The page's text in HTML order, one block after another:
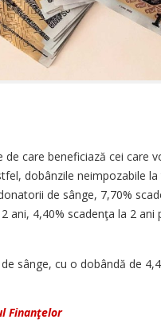
care beneficiază cei care
dobânzile neimpozabile
de sânge, 7,70%
ani, 4,40% scadenţa la 2
sânge, cu o dobândă de
Finanţelor